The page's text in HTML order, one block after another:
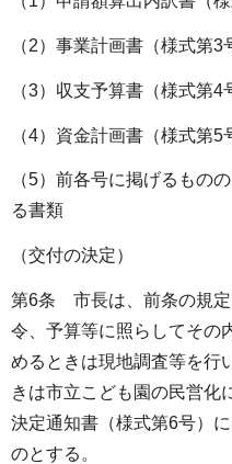
（2）事業計画書（様式第3
（3）収支予算書（様式第4
（4）資金計画書（様式第5
（5）前各号に掲げるもの
る書類
（交付の決定）
第6条 市長は、前条の規
令、予算等に照らしてその
めるときは現地調査等を行
きは市立こども園の民営化
決定通知書（様式第6号）
のとする。